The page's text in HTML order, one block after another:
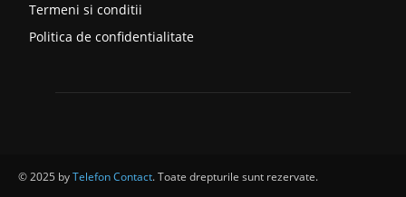
Termeni si conditii
Politica de confidentialitate
© 2025 byTelefon Contact. Toate drepturile sunt rezervate.